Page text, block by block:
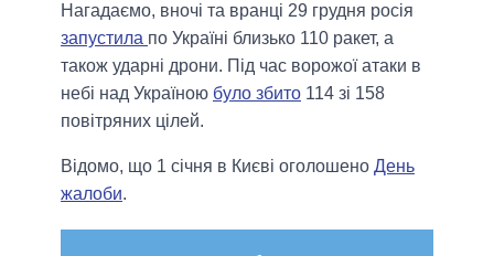
Нагадаємо, вночі та вранці 29 грудня росія
запустила по Україні близько 110 ракет, а
також ударні дрони. Під час ворожої атаки в
небі над Україною було збито 114 зі 158
повітряних цілей.
Відомо, що 1 січня в Києві оголошено День
жалоби.